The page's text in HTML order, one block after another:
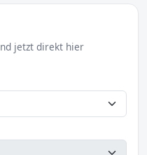
jetzt direkt hier